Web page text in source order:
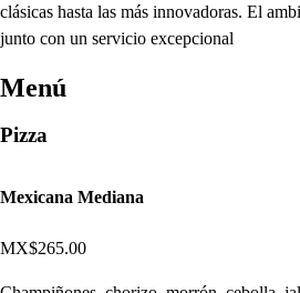
clásicas hasta las más innovadoras. El
junto con un servicio excepcional
Menú
Pizza
Mexicana Mediana
MX$265.00